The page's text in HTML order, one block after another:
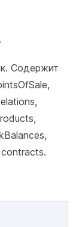
Содержит
contracts.